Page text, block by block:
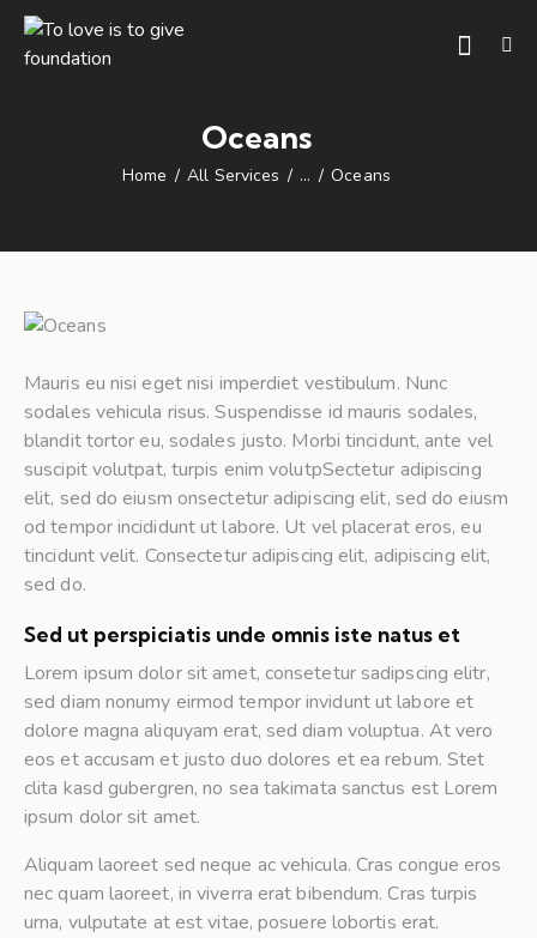
Oceans
Home All Services ... Oceans
Mauris eu nisi eget nisi imperdiet vestibulum. Nunc
sodales vehicula risus. Suspendisse id mauris sodales,
blandit tortor eu, sodales justo. Morbi tincidunt, ante vel
suscipit volutpat, turpis enim volutpSectetur adipiscing
elit, sed do eiusm onsectetur adipiscing elit, sed do eiusm
od tempor incididunt ut labore. Ut vel placerat eros, eu
tincidunt velit. Consectetur adipiscing elit, adipiscing elit,
sed do.
Sed ut perspiciatis unde omnis iste natus et
Lorem ipsum dolor sit amet, consetetur sadipscing elitr,
sed diam nonumy eirmod tempor invidunt ut labore et
dolore magna aliquyam erat, sed diam voluptua. At vero
eos et accusam et justo duo dolores et ea rebum. Stet
clita kasd gubergren, no sea takimata sanctus est Lorem
ipsum dolor sit amet.
Aliquam laoreet sed neque ac vehicula. Cras congue eros
nec quam laoreet, in viverra erat bibendum. Cras turpis
urna, vulputate at est vitae, posuere lobortis erat.